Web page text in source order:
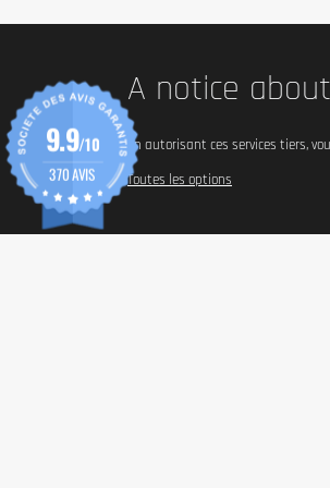
A notice
En autorisant ces services tiers,
Toutes les options
9.9/10
370 AVIS